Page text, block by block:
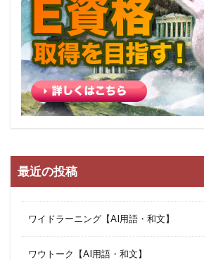
最近の投稿
ワイドラーニング【AI用語・和文】
ワウトーク【AI用語・和文】